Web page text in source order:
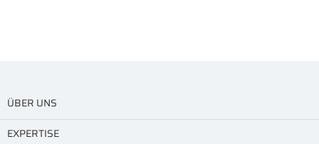
ÜBER UNS
EXPERTISE